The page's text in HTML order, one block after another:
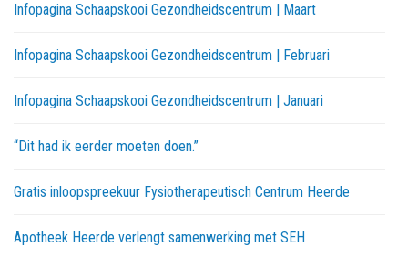
Infopagina Schaapskooi Gezondheidscentrum | Maart
Infopagina Schaapskooi Gezondheidscentrum | Februari
Infopagina Schaapskooi Gezondheidscentrum | Januari
“Dit had ik eerder moeten doen.”
Gratis inloopspreekuur Fysiotherapeutisch Centrum Heerde
Apotheek Heerde verlengt samenwerking met SEH